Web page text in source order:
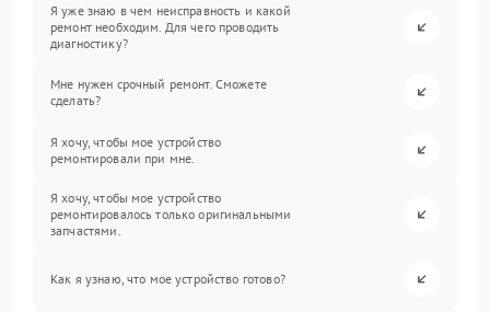
Я уже знаю в чем неисправность и какой
ремонт необходим. Для чего проводить
диагностику?
Мне нужен срочный ремонт. Сможете
сделать?
Я хочу, чтобы мое устройство
ремонтировали при мне.
Я хочу, чтобы мое устройство
ремонтировалось только оригинальными
запчастями.
Как я узнаю, что мое устройство готово?